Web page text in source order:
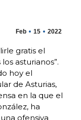
Feb 15 2022
gratis el
asturianos”.
hoy el
de Asturias,
en la que el
ha
ofensiva